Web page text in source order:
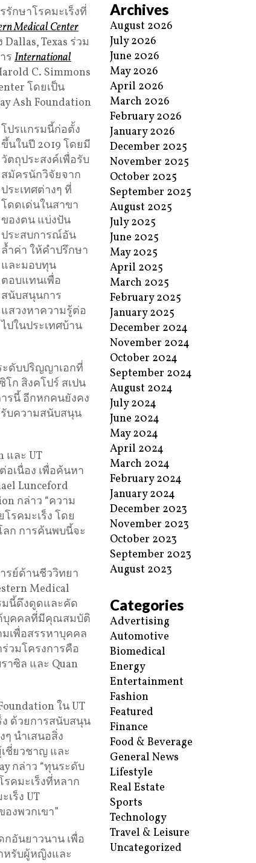
กษาโรคมะเร็งที่
Medical Center
Texas ร่วม
ร International
C. Simmons
โดยเป็น
Ash Foundation
โปรแกรมนี้ก่อตั้ง
ขึ้นในปี 2019 โดยมี
วัตถุประสงค์เพื่อรับ
สมัครนักวิจัยจาก
ประเทศต่างๆ ที่
โดดเด่นในสาขา
ของตน แบ่งปัน
ประสบการณ์อัน
ล้ำค่า ให้คำปรึกษา
และมอบทุน
ตอบแทนเพื่อ
สนับสนุนการ
แสวงหาความรู้ต่อ
ไปในประเทศบ้าน
ะดับปริญญาเอกที่
โก สิงคโปร์ สเปน
รนี้ อีกหกคนยังคง
รับความสนับสนุน
และ UT
เนื่อง เพื่อค้นหา
Lunceford
กล่าว “ความ
รคมะเร็ง โดย
ก การค้นพบนี้จะ
รย์ด้านชีววิทยา
Medical
มนี้ดึงดูดและคัด
ด้บุคคลที่มีคุณสมบัติ
เพื่อสรรหาบุคคล
วมโครงการคือ
าซิล และ Quan
ใน UT
ง ด้วยการสนับสนุน
นำเสนอสิ่ง
ชี่ยวชาญ และ
กล่าว “ทุนระดับ
คมะเร็งที่หลาก
ร็ง UT
งพวกเขา”
อันยาวนาน เพื่อ
หรับผู้หญิงและ
Archives
August 2026
July 2026
June 2026
May 2026
April 2026
March 2026
February 2026
January 2026
December 2025
November 2025
October 2025
September 2025
August 2025
July 2025
June 2025
May 2025
April 2025
March 2025
February 2025
January 2025
December 2024
November 2024
October 2024
September 2024
August 2024
July 2024
June 2024
May 2024
April 2024
March 2024
February 2024
January 2024
December 2023
November 2023
October 2023
September 2023
August 2023
Categories
Advertising
Automotive
Biomedical
Energy
Entertainment
Fashion
Featured
Finance
Food & Beverage
General News
Lifestyle
Real Estate
Sports
Technology
Travel & Leisure
Uncategorized